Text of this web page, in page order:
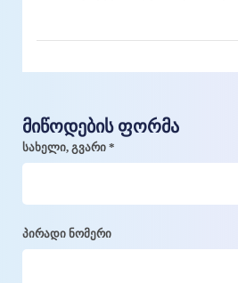
მიწოდების ფორმა
სახელი, გვარი *
პირადი ნომერი